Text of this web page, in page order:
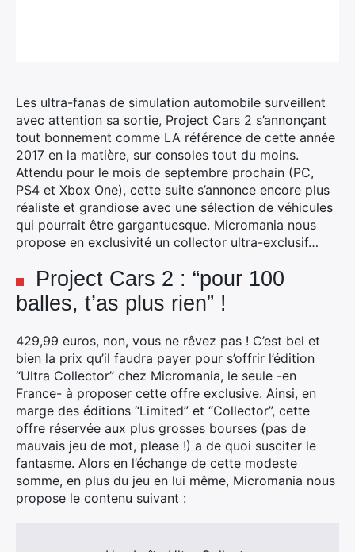
Les ultra-fanas de simulation automobile surveillent
avec attention sa sortie, Project Cars 2 s’annonçant
tout bonnement comme LA référence de cette année
2017 en la matière, sur consoles tout du moins.
Attendu pour le mois de septembre prochain (PC,
PS4 et Xbox One), cette suite s’annonce encore plus
réaliste et grandiose avec une sélection de véhicules
qui pourrait être gargantuesque. Micromania nous
propose en exclusivité un collector ultra-exclusif…
Project Cars 2 : “pour 100
balles, t’as plus rien” !
429,99 euros, non, vous ne rêvez pas ! C’est bel et
bien la prix qu’il faudra payer pour s’offrir l’édition
“Ultra Collector” chez Micromania, le seule -en
France- à proposer cette offre exclusive. Ainsi, en
marge des éditions “Limited” et “Collector”, cette
offre réservée aux plus grosses bourses (pas de
mauvais jeu de mot, please !) a de quoi susciter le
fantasme. Alors en l’échange de cette modeste
somme, en plus du jeu en lui même, Micromania nous
propose le contenu suivant :